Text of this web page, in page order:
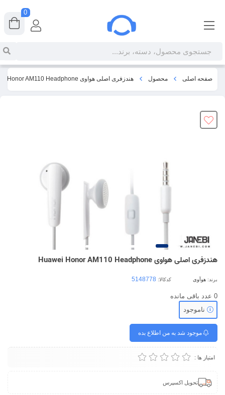
صفحه اصلی محصول هندزفری اصلی هواوی Huawei Honor AM110 Headphone
هندزفری اصلی هواوی Huawei Honor AM110 Headphone
برند: هوآوی کدکالا:
0 عدد باقی مانده
ناموجود
موجود شد به من اطلاع بده
امتیاز ها :
تحویل اکسپرس
0